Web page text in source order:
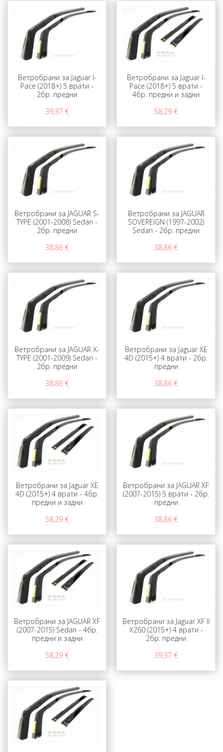
Ветробрани за Jaguar I-
Pace (2018+) 5 врати -
2бр. предни
39,37 €
Ветробрани за Jaguar I-
Pace (2018+) 5 врати -
4бр. предни и задни
58,29 €
Ветробрани за JAGUAR S-
TYPE (2001-2008) Sedan -
2бр. предни
38,86 €
Ветробрани за JAGUAR
SOVEREIGN (1997-2002)
Sedan - 2бр. предни
38,86 €
Ветробрани за JAGUAR X-
TYPE (2001-2009) Sedan -
2бр. предни
38,86 €
Ветробрани за Jaguar XE
4D (2015+) 4 врати - 2бр.
предни
38,86 €
Ветробрани за Jaguar XE
4D (2015+) 4 врати - 4бр.
предни и задни
58,29 €
Ветробрани за JAGUAR XF
(2007-2015) 5 врати - 2бр.
предни
38,86 €
Ветробрани за JAGUAR XF
(2007-2015) Sedan - 4бр.
предни и задни
58,29 €
Ветробрани за Jaguar XF II
X260 (2015+) 4 врати -
2бр. предни
39,37 €